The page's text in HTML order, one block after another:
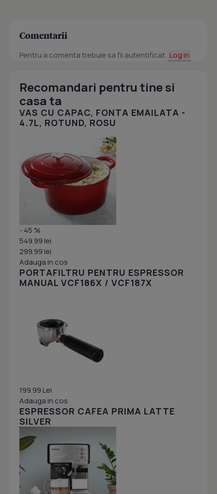
Comentarii
Pentru a comenta trebuie sa fii autentificat. Log in
Recomandari pentru tine si
casa ta
VAS CU CAPAC, FONTA EMAILATA -
4.7L, ROTUND, ROSU
- 45 %
549.99 lei
299.99 lei
Adauga in cos
PORTAFILTRU PENTRU ESPRESSOR
MANUAL VCF186X / VCF187X
199.99 Lei
Adauga in cos
ESPRESSOR CAFEA PRIMA LATTE
SILVER